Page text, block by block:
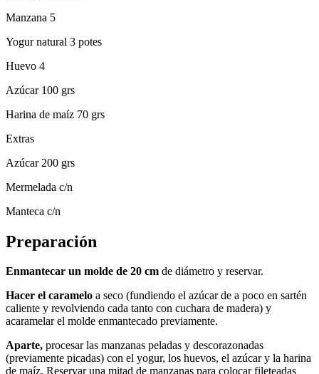
Manzana 5
Yogur natural 3 potes
Huevo 4
Azúcar 100 grs
Harina de maíz 70 grs
Extras
Azúcar 200 grs
Mermelada c/n
Manteca c/n
Preparación
Enmantecar un molde de 20 cm de diámetro y reservar.
Hacer el caramelo a seco (fundiendo el azúcar de a poco en sartén
caliente y revolviendo cada tanto con cuchara de madera) y
acaramelar el molde enmantecado previamente.
Aparte, procesar las manzanas peladas y descorazonadas
(previamente picadas) con el yogur, los huevos, el azúcar y la harina
de maíz. Reservar una mitad de manzanas para colocar fileteadas